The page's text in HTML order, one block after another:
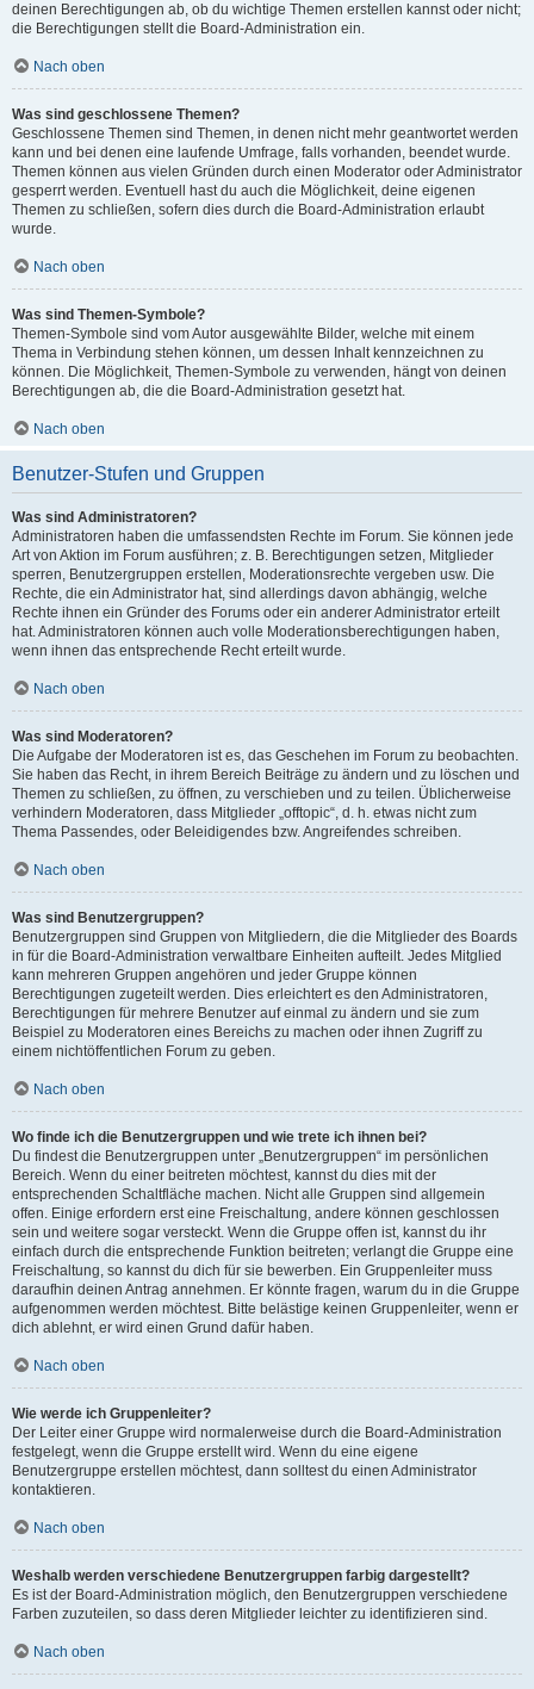
deinen Berechtigungen ab, ob du wichtige Themen erstellen kannst oder nicht;
die Berechtigungen stellt die Board-Administration ein.
Nach oben
Was sind geschlossene Themen?
Geschlossene Themen sind Themen, in denen nicht mehr geantwortet werden
kann und bei denen eine laufende Umfrage, falls vorhanden, beendet wurde.
Themen können aus vielen Gründen durch einen Moderator oder Administrator
gesperrt werden. Eventuell hast du auch die Möglichkeit, deine eigenen
Themen zu schließen, sofern dies durch die Board-Administration erlaubt
wurde.
Nach oben
Was sind Themen-Symbole?
Themen-Symbole sind vom Autor ausgewählte Bilder, welche mit einem
Thema in Verbindung stehen können, um dessen Inhalt kennzeichnen zu
können. Die Möglichkeit, Themen-Symbole zu verwenden, hängt von deinen
Berechtigungen ab, die die Board-Administration gesetzt hat.
Nach oben
Benutzer-Stufen und Gruppen
Was sind Administratoren?
Administratoren haben die umfassendsten Rechte im Forum. Sie können jede
Art von Aktion im Forum ausführen; z. B. Berechtigungen setzen, Mitglieder
sperren, Benutzergruppen erstellen, Moderationsrechte vergeben usw. Die
Rechte, die ein Administrator hat, sind allerdings davon abhängig, welche
Rechte ihnen ein Gründer des Forums oder ein anderer Administrator erteilt
hat. Administratoren können auch volle Moderationsberechtigungen haben,
wenn ihnen das entsprechende Recht erteilt wurde.
Nach oben
Was sind Moderatoren?
Die Aufgabe der Moderatoren ist es, das Geschehen im Forum zu beobachten.
Sie haben das Recht, in ihrem Bereich Beiträge zu ändern und zu löschen und
Themen zu schließen, zu öffnen, zu verschieben und zu teilen. Üblicherweise
verhindern Moderatoren, dass Mitglieder „offtopic“, d. h. etwas nicht zum
Thema Passendes, oder Beleidigendes bzw. Angreifendes schreiben.
Nach oben
Was sind Benutzergruppen?
Benutzergruppen sind Gruppen von Mitgliedern, die die Mitglieder des Boards
in für die Board-Administration verwaltbare Einheiten aufteilt. Jedes Mitglied
kann mehreren Gruppen angehören und jeder Gruppe können
Berechtigungen zugeteilt werden. Dies erleichtert es den Administratoren,
Berechtigungen für mehrere Benutzer auf einmal zu ändern und sie zum
Beispiel zu Moderatoren eines Bereichs zu machen oder ihnen Zugriff zu
einem nichtöffentlichen Forum zu geben.
Nach oben
Wo finde ich die Benutzergruppen und wie trete ich ihnen bei?
Du findest die Benutzergruppen unter „Benutzergruppen“ im persönlichen
Bereich. Wenn du einer beitreten möchtest, kannst du dies mit der
entsprechenden Schaltfläche machen. Nicht alle Gruppen sind allgemein
offen. Einige erfordern erst eine Freischaltung, andere können geschlossen
sein und weitere sogar versteckt. Wenn die Gruppe offen ist, kannst du ihr
einfach durch die entsprechende Funktion beitreten; verlangt die Gruppe eine
Freischaltung, so kannst du dich für sie bewerben. Ein Gruppenleiter muss
daraufhin deinen Antrag annehmen. Er könnte fragen, warum du in die Gruppe
aufgenommen werden möchtest. Bitte belästige keinen Gruppenleiter, wenn er
dich ablehnt, er wird einen Grund dafür haben.
Nach oben
Wie werde ich Gruppenleiter?
Der Leiter einer Gruppe wird normalerweise durch die Board-Administration
festgelegt, wenn die Gruppe erstellt wird. Wenn du eine eigene
Benutzergruppe erstellen möchtest, dann solltest du einen Administrator
kontaktieren.
Nach oben
Weshalb werden verschiedene Benutzergruppen farbig dargestellt?
Es ist der Board-Administration möglich, den Benutzergruppen verschiedene
Farben zuzuteilen, so dass deren Mitglieder leichter zu identifizieren sind.
Nach oben